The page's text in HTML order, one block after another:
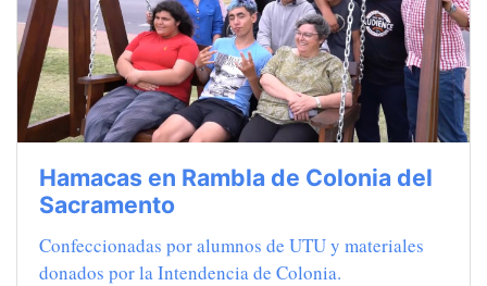
Hamacas en Rambla de Colonia del
Sacramento
Confeccionadas por alumnos de UTU y materiales
donados por la Intendencia de Colonia.